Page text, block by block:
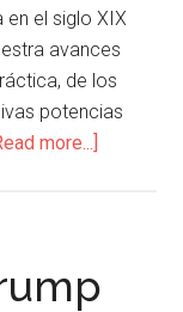
en el siglo XIX
avances
de los
potencias
more...]